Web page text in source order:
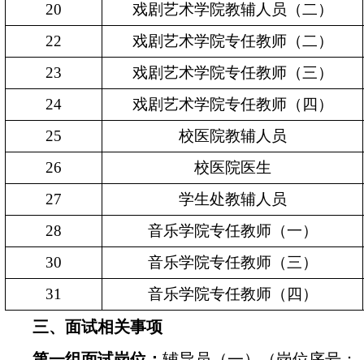
20
戏剧艺术学院教辅人员（二）
22
戏剧艺术学院专任教师（二）
23
戏剧艺术学院专任教师（三）
24
戏剧艺术学院专任教师（四）
25
校医院教辅人员
26
校医院医生
27
学生处教辅人员
28
音乐学院专任教师（一）
30
音乐学院专任教师（三）
31
音乐学院专任教师（四）
三、面试相关事项